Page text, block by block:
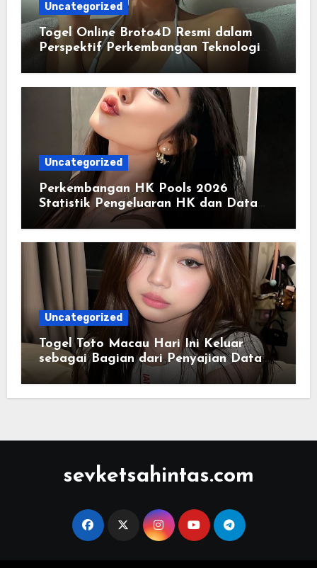
Uncategorized
Togel Online Broto4D Resmi dalam
Perspektif Perkembangan Teknologi
Penyedia Informasi
Uncategorized
Perkembangan HK Pools 2026
Statistik Pengeluaran HK dan Data
Historis Lengkap
Uncategorized
Togel Toto Macau Hari Ini Keluar
sebagai Bagian dari Penyajian Data
yang Real-Time dan Informatif
sevketsahintas.com